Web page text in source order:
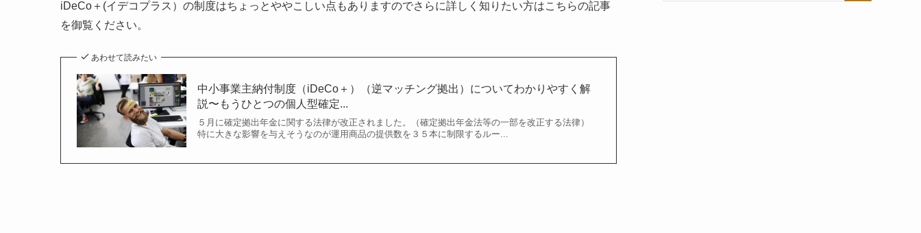
iDeCo＋(イデコプラス）の制度はちょっとややこしい点もありますのでさらに詳しく知りたい方はこちらの記事
を御覧ください。
あわせて読みたい
中小事業主納付制度（iDeCo＋）（逆マッチング拠出）についてわかりやすく解
説〜もうひとつの個人型確定...
５月に確定拠出年金に関する法律が改正されました。（確定拠出年金法等の一部を改正する法律）
特に大きな影響を与えそうなのが運用商品の提供数を３５本に制限するルー...